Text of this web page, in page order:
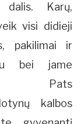
dalis. Karų,
visi didieji
pakilimai ir
bei jame
Pats
kalbos